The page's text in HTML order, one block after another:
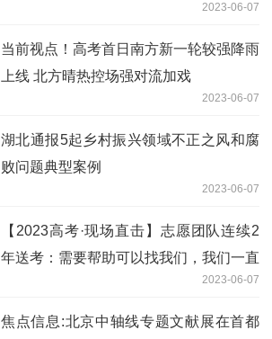
2023-06-07
当前视点！高考首日南方新一轮较强降雨
上线 北方晴热控场强对流加戏
2023-06-07
湖北通报5起乡村振兴领域不正之风和腐
败问题典型案例
2023-06-07
【2023高考·现场直击】志愿团队连续2
年送考：需要帮助可以找我们，我们一直
2023-06-07
焦点信息:北京中轴线专题文献展在首都